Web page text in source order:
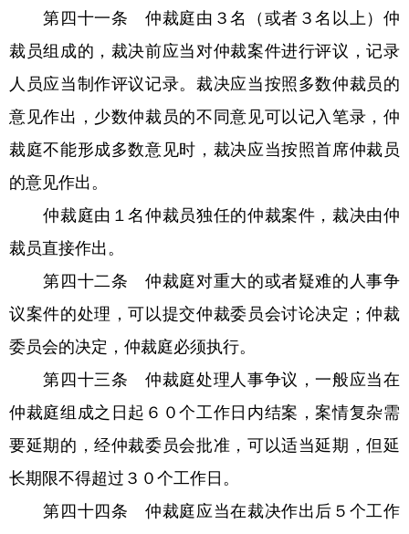
第四十一条 仲裁庭由３名（或者３名以上）仲
裁员组成的，裁决前应当对仲裁案件进行评议，记录
人员应当制作评议记录。裁决应当按照多数仲裁员的
意见作出，少数仲裁员的不同意见可以记入笔录，仲
裁庭不能形成多数意见时，裁决应当按照首席仲裁员
的意见作出。
仲裁庭由１名仲裁员独任的仲裁案件，裁决由仲
裁员直接作出。
第四十二条 仲裁庭对重大的或者疑难的人事争
议案件的处理，可以提交仲裁委员会讨论决定；仲裁
委员会的决定，仲裁庭必须执行。
第四十三条 仲裁庭处理人事争议，一般应当在
仲裁庭组成之日起６０个工作日内结案，案情复杂需
要延期的，经仲裁委员会批准，可以适当延期，但延
长期限不得超过３０个工作日。
第四十四条 仲裁庭应当在裁决作出后５个工作